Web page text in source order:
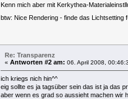
Kenn mich aber mit Kerkythea-
btw: Nice Rendering - finde das Lichtsetting
Re: Transparenz
« Antworten #2 am: 06. April 2008,
ich kriegs nich hin^^
eig sollte es ja tagsüber sein das ist ja das
aber wenn es grad so aussieht machen wir